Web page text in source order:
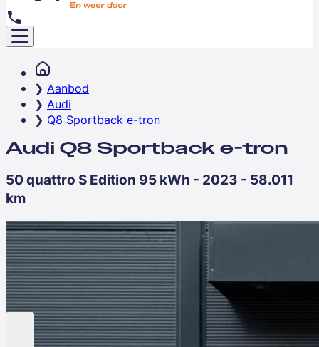
Aanbod
Audi
Q8 Sportback e-tron
Audi Q8 Sportback e-tron
50 quattro S Edition 95 kWh - 2023 - 58.011
km